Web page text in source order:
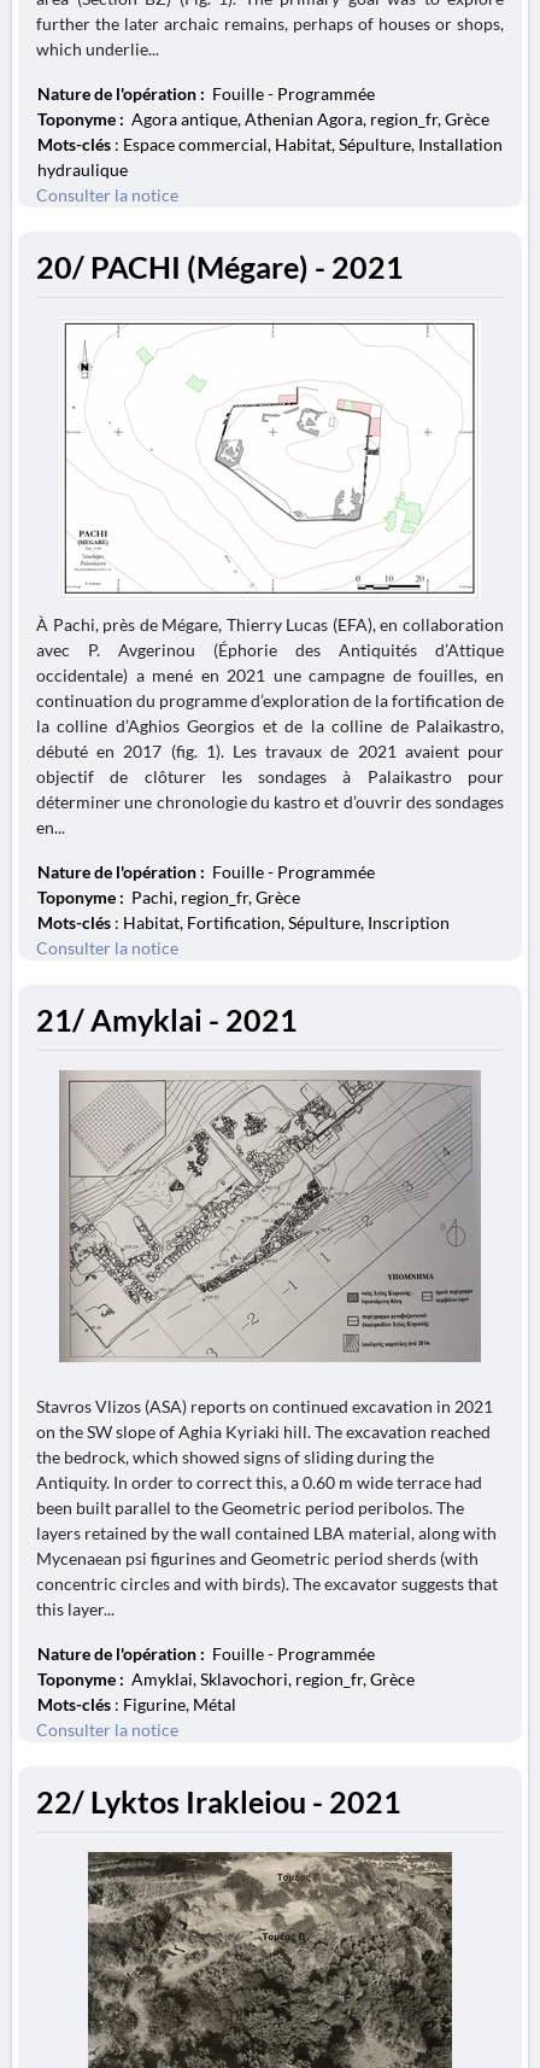
further the later archaic remains, perhaps of houses or shops,
which underlie...
Nature de l'opération : Fouille - Programmée
Toponyme : Agora antique, Athenian Agora, region_fr, Grèce
Mots-clés : Espace commercial, Habitat, Sépulture, Installation
hydraulique
Consulter la notice
20/ PACHI (Mégare) - 2021
À Pachi, près de Mégare, Thierry Lucas (EFA), en collaboration
avec P. Avgerinou (Éphorie des Antiquités d’Attique
occidentale) a mené en 2021 une campagne de fouilles, en
continuation du programme d’exploration de la fortification de
la colline d’Aghios Georgios et de la colline de Palaikastro,
débuté en 2017 (fig. 1). Les travaux de 2021 avaient pour
objectif de clôturer les sondages à Palaikastro pour
déterminer une chronologie du kastro et d’ouvrir des sondages
en...
Nature de l'opération : Fouille - Programmée
Toponyme : Pachi, region_fr, Grèce
Mots-clés : Habitat, Fortification, Sépulture, Inscription
Consulter la notice
21/ Amyklai - 2021
Stavros Vlizos (ASA) reports on continued excavation in 2021
on the SW slope of Aghia Kyriaki hill. The excavation reached
the bedrock, which showed signs of sliding during the
Antiquity. In order to correct this, a 0.60 m wide terrace had
been built parallel to the Geometric period peribolos. The
layers retained by the wall contained LBA material, along with
Mycenaean psi figurines and Geometric period sherds (with
concentric circles and with birds). The excavator suggests that
this layer...
Nature de l'opération : Fouille - Programmée
Toponyme : Amyklai, Sklavochori, region_fr, Grèce
Mots-clés : Figurine, Métal
Consulter la notice
22/ Lyktos Irakleiou - 2021